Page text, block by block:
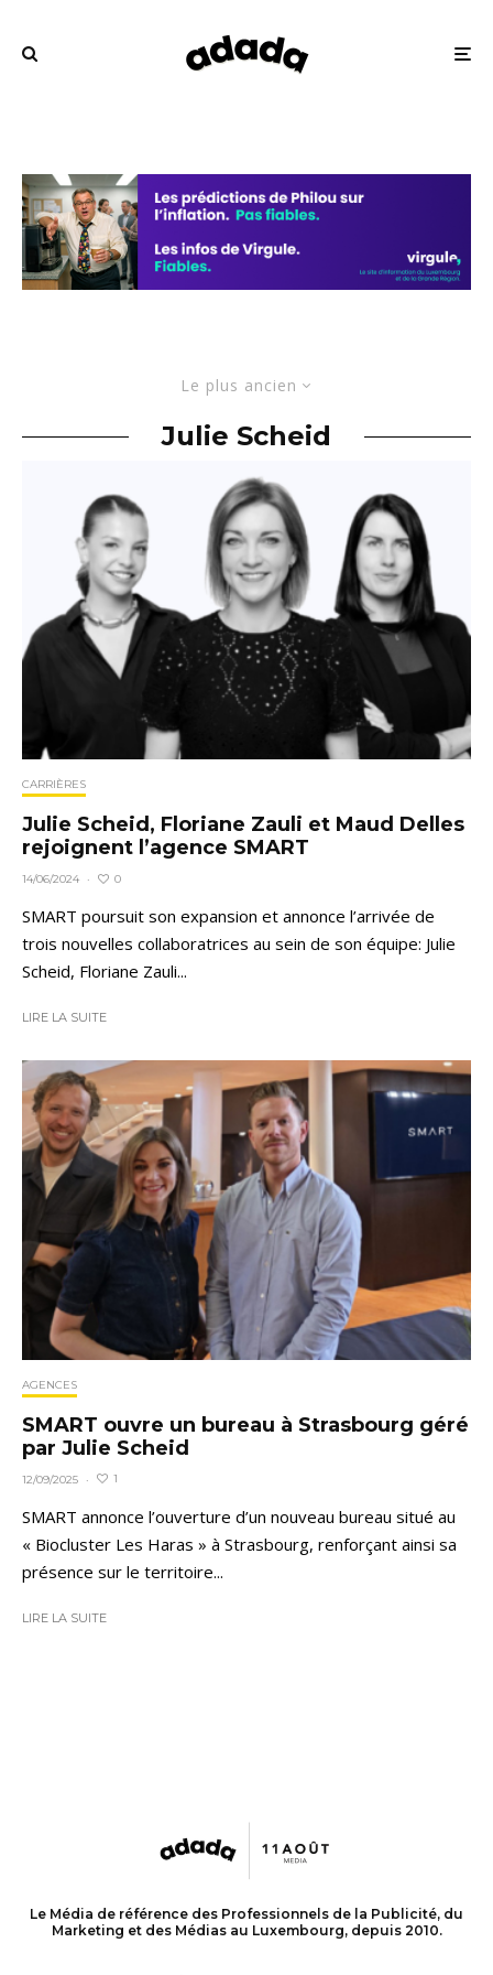
Le plus ancien
Julie Scheid
CARRIÈRES
Julie Scheid, Floriane Zauli et Maud Delles
rejoignent l’agence SMART
14/06/2024 · 0
SMART poursuit son expansion et annonce l’arrivée de
trois nouvelles collaboratrices au sein de son équipe: Julie
Scheid, Floriane Zauli...
LIRE LA SUITE
AGENCES
SMART ouvre un bureau à Strasbourg géré
par Julie Scheid
12/09/2025 · 1
SMART annonce l’ouverture d’un nouveau bureau situé au
« Biocluster Les Haras » à Strasbourg, renforçant ainsi sa
présence sur le territoire...
LIRE LA SUITE
Le Média de référence des Professionnels de la Publicité, du
Marketing et des Médias au Luxembourg, depuis 2010.